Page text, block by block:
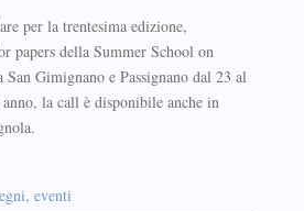
per la trentesima edizione,
papers della Summer School on
Gimignano e Passignano dal 23 al
la call è disponibile anche in
eventi